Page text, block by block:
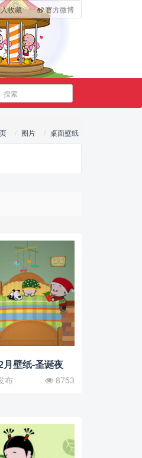
收藏 官方微博
图片 桌面壁纸
壁纸-圣诞夜
布 8753